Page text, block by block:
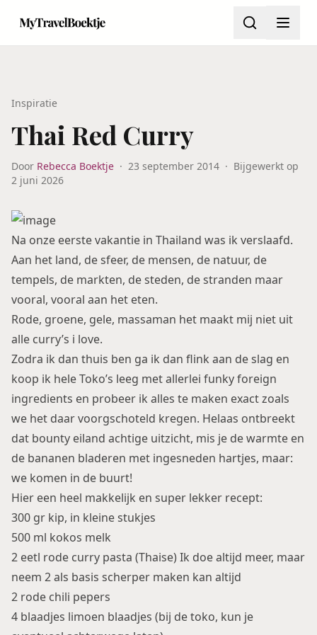
Inspiratie
Thai Red Curry
Door Rebecca Boektje · 23 september 2014 · Bijgewerkt op
2 juni 2026
Na onze eerste vakantie in Thailand was ik verslaafd.
Aan het land, de sfeer, de mensen, de natuur, de
tempels, de markten, de steden, de stranden maar
vooral, vooral aan het eten.
Rode, groene, gele, massaman het maakt mij niet uit
alle curry’s i love.
Zodra ik dan thuis ben ga ik dan flink aan de slag en
koop ik hele Toko’s leeg met allerlei funky foreign
ingredients en probeer ik alles te maken exact zoals
we het daar voorgschoteld kregen. Helaas ontbreekt
dat bounty eiland achtige uitzicht, mis je de warmte en
de bananen bladeren met ingesneden hartjes, maar:
we komen in de buurt!
Hier een heel makkelijk en super lekker recept:
300 gr kip, in kleine stukjes
500 ml kokos melk
2 eetl rode curry pasta (Thaise) Ik doe altijd meer, maar
neem 2 als basis scherper maken kan altijd
2 rode chili pepers
4 blaadjes limoen blaadjes (bij de toko, kun je